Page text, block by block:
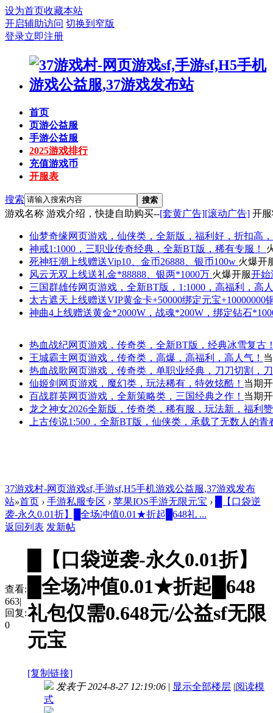
设为首页收藏本站
开启辅助访问 切换到窄版
登录立即注册
首页
页游公益服
手游公益服
2025游戏排行
充值游戏币
开服表
搜索 搜索
游戏名称 游戏介绍，快捷自助购买--[套黄广告][滚动广告] 开
仙梦奇缘网页游戏，仙侠类，全新版，福利好，折扣高
神戒1:1000，三职业传奇经典，全新BT版，稀有专服！
死神狂潮 上线赠送Vip10、金币26888、银币100w 火爆开
风云无双 上线送礼金*88888、银两*1000万 火爆开服开始
三国群雄传网页游戏，全新BT版，1:1000，高福利，高
太古遮天 上线赠送VIP黄金卡+50000绑定元宝+10000000
神曲4 上线赠送黄金*2000W，战魂*200W，绑定钻石
热血战纪网页游戏，传奇类，全新BT版，经典冰雪复古
王城霸主网页游戏，传奇类，高爆，高福利，高人气！
热血战歌网页游戏，传奇类，单职业经典，刀刀切割，
仙姬剑 网页游戏，魔幻类，玩法稀有，特效炫酷！ 当期
百战群英网页游戏，全新策略类，三国经典之作！ 当期
龙之神女2026全新版，传奇类，稀有服，玩法新，福利
上古传说1:500，全新BT版，仙侠类，承载了无数人的青
37游戏村-网页游戏sf,手游sf,H5手机游戏公益服,37游戏发布
站»首页 › 手游私服专区 › 苹果IOS手游无限元宝 ›
█【口袋逆
袭-永久0.01折】█全场冲值0.01★折起█648礼 ...
返回列表 发新帖
查看:
663|
回复:
0
█【口袋逆袭-永久0.01折】
█全场冲值0.01★折起█648
礼包仅需0.648元/公益sf无限
元宝
[复制链接]
发表于 2024-8-27 12:19:06 | 显示全部楼层 |阅读模
式